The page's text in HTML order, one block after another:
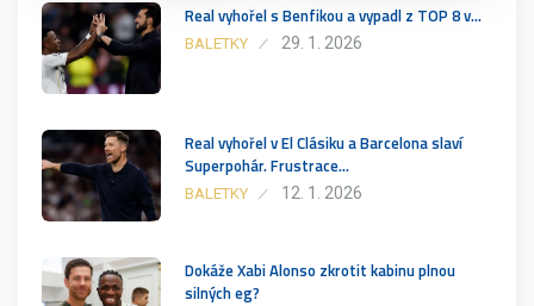
Real vyhořel s Benfikou a vypadl z TOP 8 v…
BALETKY 29. 1. 2026
Real vyhořel v El Clásiku a Barcelona slaví
Superpohár. Frustrace…
BALETKY 12. 1. 2026
Dokáže Xabi Alonso zkrotit kabinu plnou
silných eg?